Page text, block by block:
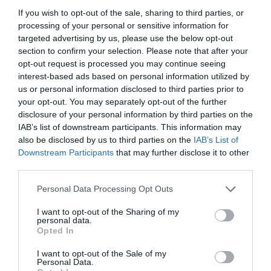
If you wish to opt-out of the sale, sharing to third parties, or
processing of your personal or sensitive information for
targeted advertising by us, please use the below opt-out
section to confirm your selection. Please note that after your
opt-out request is processed you may continue seeing
interest-based ads based on personal information utilized by
us or personal information disclosed to third parties prior to
your opt-out. You may separately opt-out of the further
disclosure of your personal information by third parties on the
IAB’s list of downstream participants. This information may
also be disclosed by us to third parties on the IAB’s List of
Downstream Participants that may further disclose it to other
Please note that this website/app uses one or more Google
not limited to your visit or usage behaviour. You may click to
grant or deny consent to Google and its third-party tags to
use your data for below specified purposes in below Google
consent section.
Personal Data Processing Opt Outs
I want to opt-out of the Sharing of my
personal data.
Opted In
I want to opt-out of the Sale of my
Personal Data.
EASYJET
0 Comentários
Últimas
ROTEIRO
Mariano regressa ao Marginal e Summer Jam anima o
Jam este Sábado
CRISTIANO RONALDO
“Muda o corpo de todas as mulheres”